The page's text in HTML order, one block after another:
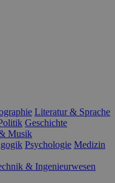
Literatur & Sprache
Geschichte
Musik
Psychologie Medizin
& Ingenieurwesen